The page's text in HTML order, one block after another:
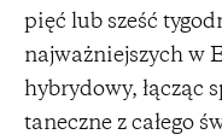
pięć lub sześć
najważniejszych w
hybrydowy, łącząc
taneczne z całego